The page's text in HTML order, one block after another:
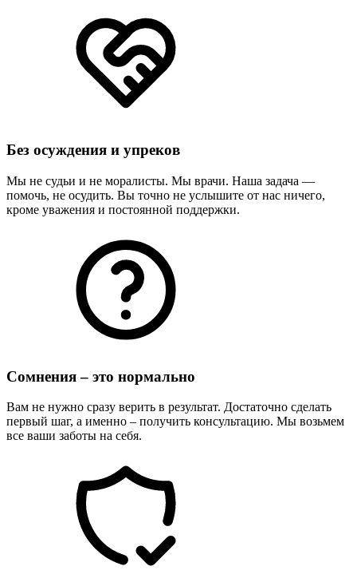
Без осуждения и упреков
Мы не судьи и не моралисты. Мы врачи. Наша задача —
помочь, не осудить. Вы точно не услышите от нас ничего,
кроме уважения и постоянной поддержки.
Сомнения – это нормально
Вам не нужно сразу верить в результат. Достаточно сделать
первый шаг, а именно – получить консультацию. Мы возьмем
все ваши заботы на себя.